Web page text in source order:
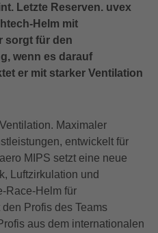
Letzte Reserven. uvex
Helm mit
sorgt für den
wenn es darauf
er mit starker Ventilation
Maximaler
entwickelt für
MIPS setzt eine neue
Luftzirkulation und
Race-Helm für
Profis des Teams
aus dem internationalen